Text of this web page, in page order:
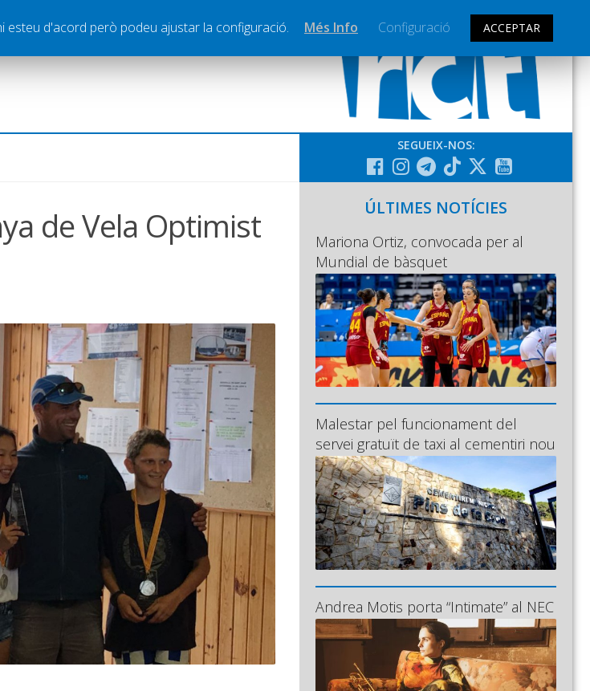
de Vela Optimist
SEGUEIX-NOS:
ÚLTIMES NOTÍCIES
Mariona Ortiz, convocada per al
Mundial de bàsquet
Malestar pel funcionament del
servei gratuït de taxi al cementiri nou
Andrea Motis porta “Intimate” al NEC
esteu d'acord però podeu ajustar la configuració. Més Info Configuració ACCEPTAR